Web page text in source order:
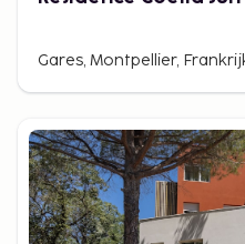
Gares, Montpellier,